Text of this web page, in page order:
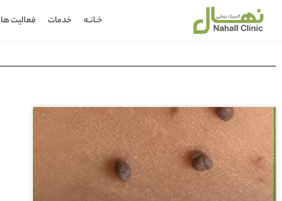
خـانـه خدمات فعالیت ها